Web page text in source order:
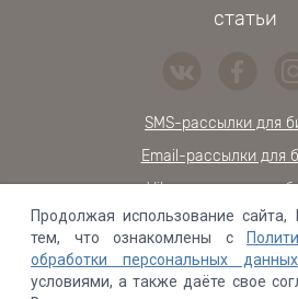
статьи
SMS-рассылки для
Email-рассылки для
Viber-расылки для
Обратный звонок
Онлайн-чат для
Проверка
Продолжая использование сайта,
тем, что ознакомлены с
обработки персональных данных
условиями, а также даёте свое